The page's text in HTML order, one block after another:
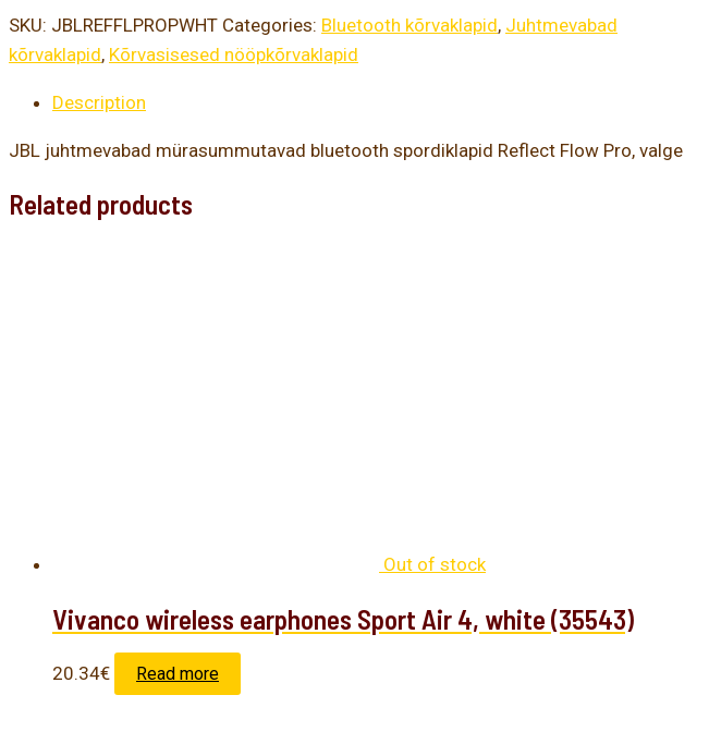
SKU: JBLREFFLPROPWHT Categories: Bluetooth kõrvaklapid, Juhtmevabad
kõrvaklapid, Kõrvasisesed nööpkõrvaklapid
Description
JBL juhtmevabad mürasummutavad bluetooth spordiklapid Reflect Flow Pro, valge
Related products
Out of stock
Vivanco wireless earphones Sport Air 4, white (35543)
20.34€ Read more